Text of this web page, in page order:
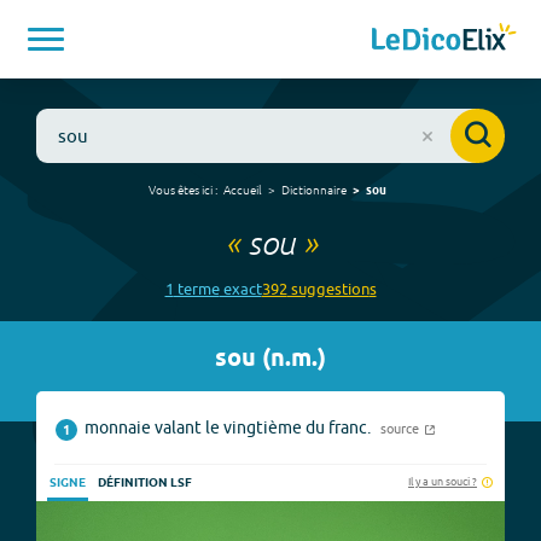
Vous êtes ici : Accueil Dictionnaire sou
«sou»
1 termeexact392 suggestions
sou (n.m.)
1 monnaie valant le vingtième du franc. source
SIGNE DÉFINITION LSF Il y a un souci ?